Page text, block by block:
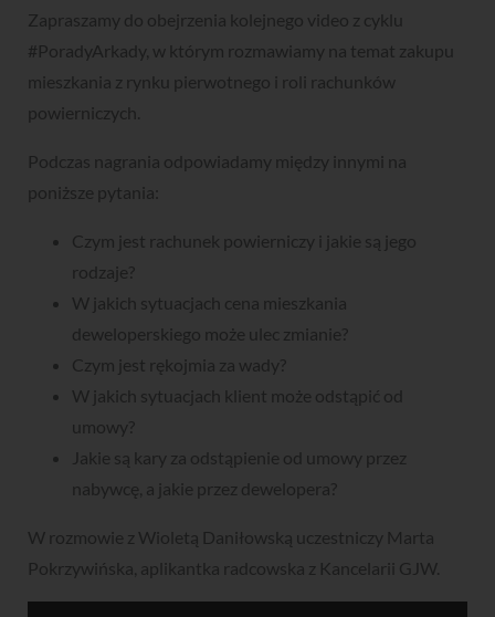
Zapraszamy do obejrzenia kolejnego video z cyklu
#PoradyArkady, w którym rozmawiamy na temat zakupu
mieszkania z rynku pierwotnego i roli rachunków
powierniczych.
Podczas nagrania odpowiadamy między innymi na
poniższe pytania:
Czym jest rachunek powierniczy i jakie są jego
rodzaje?
W jakich sytuacjach cena mieszkania
deweloperskiego może ulec zmianie?
Czym jest rękojmia za wady?
W jakich sytuacjach klient może odstąpić od
umowy?
Jakie są kary za odstąpienie od umowy przez
nabywcę, a jakie przez dewelopera?
W rozmowie z Wioletą Daniłowską uczestniczy Marta
Pokrzywińska, aplikantka radcowska z Kancelarii GJW.